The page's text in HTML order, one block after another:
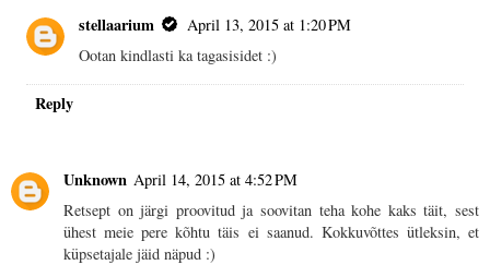
stellaarium
April 13, 2015 at 1:20 PM
Ootan kindlasti ka tagasisidet :)
Reply
Unknown April 14, 2015 at 4:52 PM
Retsept on järgi proovitud ja soovitan teha kohe kaks täit, sest
ühest meie pere kõhtu täis ei saanud. Kokkuvõttes ütleksin, et
küpsetajale jäid näpud :)